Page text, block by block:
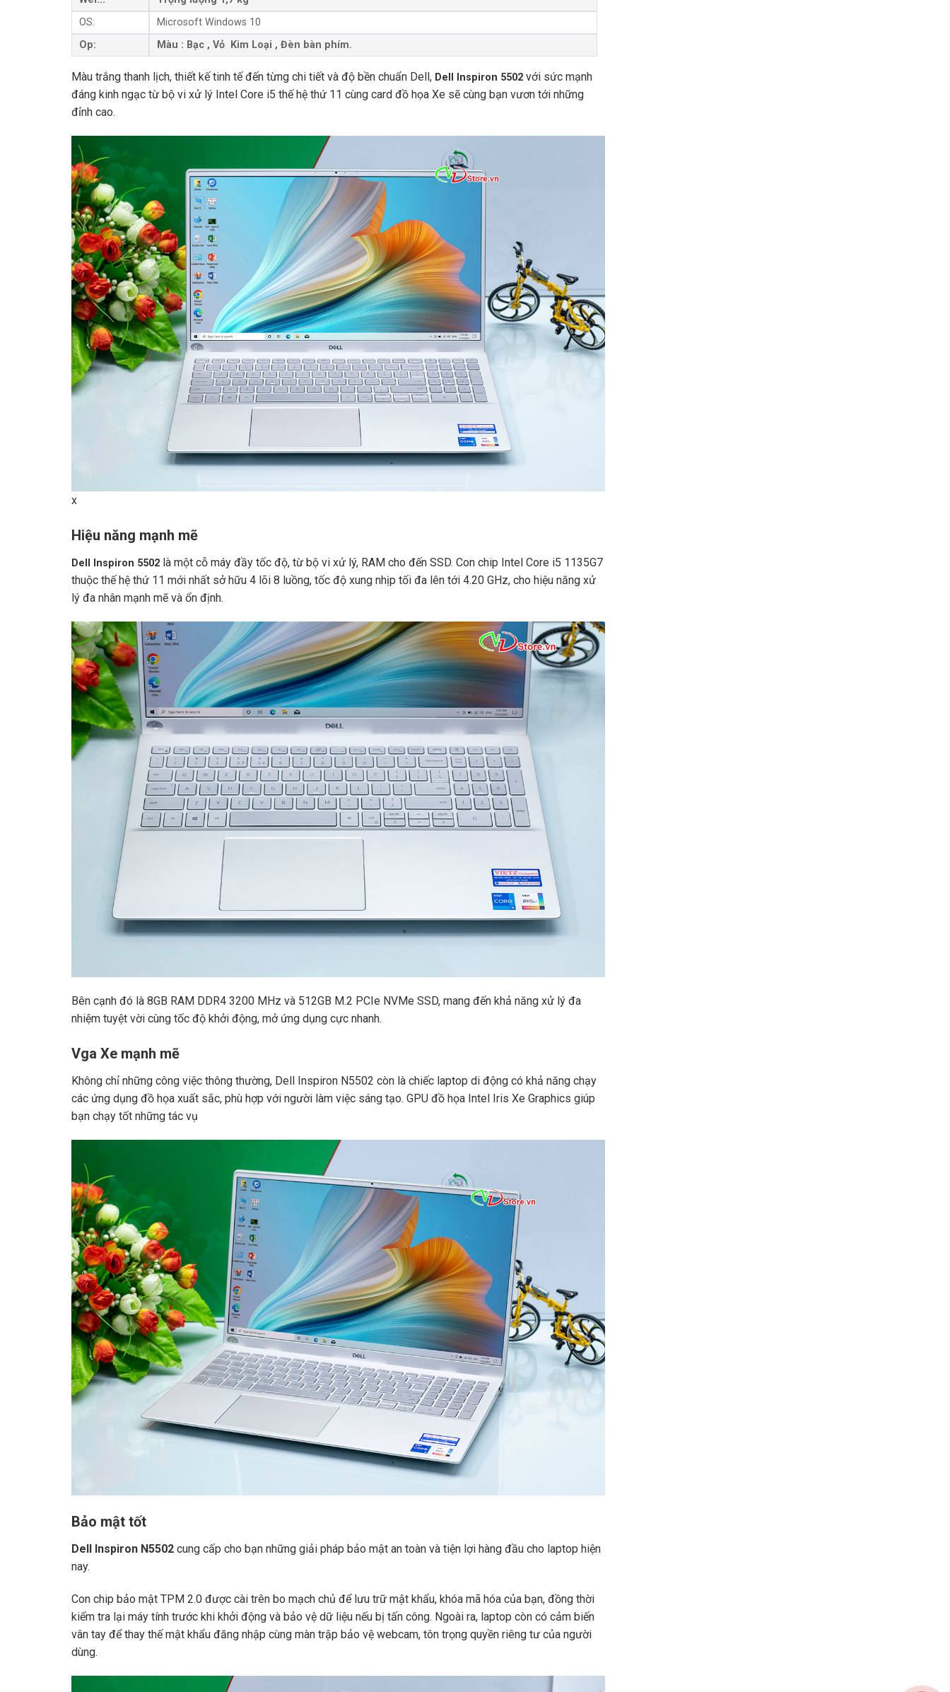
OS:
Microsoft Windows 10
Op:
Màu : Bạc , Vỏ Kim Loại , Đèn bàn phím.
Màu trắng thanh lịch, thiết kế tinh tế đến từng chi tiết và độ bền chuẩn Dell, Dell Inspiron 5502với sức mạnh
đáng kinh ngạc từ bộ vi xử lý Intel Core i5 thế hệ thứ 11 cùng card đồ họa Xe sẽ cùng bạn vươn tới những
đỉnh cao.
x
Hiệu năng mạnh mẽ
Dell Inspiron 5502là một cỗ máy đầy tốc độ, từ bộ vi xử lý, RAM cho đến SSD. Con chip Intel Core i5 1135G7
thuộc thế hệ thứ 11 mới nhất sở hữu 4 lõi 8 luồng, tốc độ xung nhịp tối đa lên tới 4.20 GHz, cho hiệu năng xử
lý đa nhân mạnh mẽ và ổn định.
Bên cạnh đó là 8GB RAM DDR4 3200 MHz và 512GB M.2 PCIe NVMe SSD, mang đến khả năng xử lý đa
nhiệm tuyệt vời cùng tốc độ khởi động, mở ứng dụng cực nhanh.
Vga Xe mạnh mẽ
Không chỉ những công việc thông thường, Dell Inspiron N5502 còn là chiếc laptop di động có khả năng chạy
các ứng dụng đồ họa xuất sắc, phù hợp với người làm việc sáng tạo. GPU đồ họa Intel Iris Xe Graphics giúp
bạn chạy tốt những tác vụ
Bảo mật tốt
Dell Inspiron N5502cung cấp cho bạn những giải pháp bảo mật an toàn và tiện lợi hàng đầu cho laptop hiện
nay.
Con chip bảo mật TPM 2.0 được cài trên bo mạch chủ để lưu trữ mật khẩu, khóa mã hóa của bạn, đồng thời
kiểm tra lại máy tính trước khi khởi động và bảo vệ dữ liệu nếu bị tấn công. Ngoài ra, laptop còn có cảm biến
vân tay để thay thế mật khẩu đăng nhập cùng màn trập bảo vệ webcam, tôn trọng quyền riêng tư của người
dùng.